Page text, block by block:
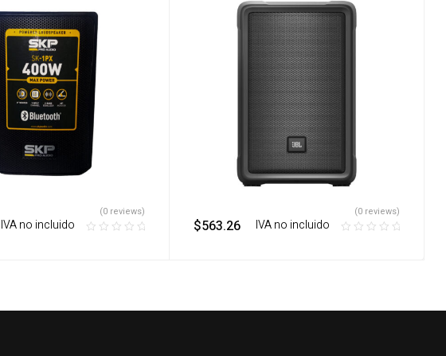
‎ ‎ ‎ IVA no incluido
(0 reviews)
$563.26 ‎ ‎ ‎ IVA no incluido
(0 reviews)